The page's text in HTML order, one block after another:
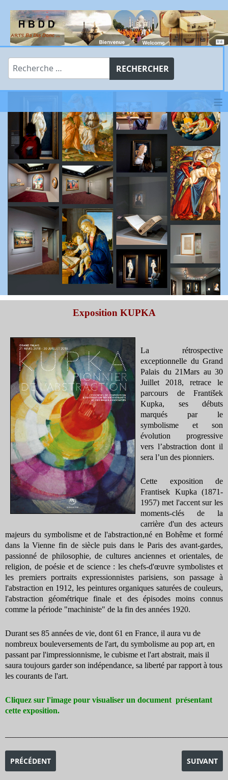
Rechercher
RECHERCHER
≡
Exposition KUPKA
La rétrospective
exceptionnelle du Grand
Palais du 21Mars au 30
Juillet 2018, retrace le
parcours de František
Kupka, ses débuts
marqués par le
symbolisme et son
évolution progressive
vers l’abstraction dont il
sera l’un des pionniers.
Cette exposition de
Frantisek Kupka (1871-
1957) met l'accent sur les
moments-clés de la
carrière d'un des acteurs
majeurs du symbolisme et de l'abstraction,né en Bohême et formé
dans la Vienne fin de siècle puis dans le Paris des avant-gardes,
passionné de philosophie, de cultures anciennes et orientales, de
religion, de poésie et de science : les chefs-d'œuvre symbolistes et
les premiers portraits expressionnistes parisiens, son passage à
l'abstraction en 1912, les peintures organiques saturées de couleurs,
l'abstraction géométrique finale et des épisodes moins connus
comme la période "machiniste" de la fin des années 1920.
Durant ses 85 années de vie, dont 61 en France, il aura vu de
nombreux bouleversements de l'art, du symbolisme au pop art, en
passant par l'impressionnisme, le cubisme et l'art abstrait, mais il
saura toujours garder son indépendance, sa liberté par rapport à tous
les courants de l'art.
Cliquez sur l'image pour visualiser un document présentant
cette exposition.
ARTICLE PRÉCÉDENT : EXPOSITION OSKAR KOKOSCHKA -UN
PRÉCÉDENT ARTICLE
SUIVANT